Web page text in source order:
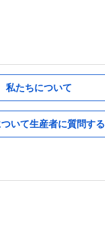
私たちについて
いて生産者に質問する